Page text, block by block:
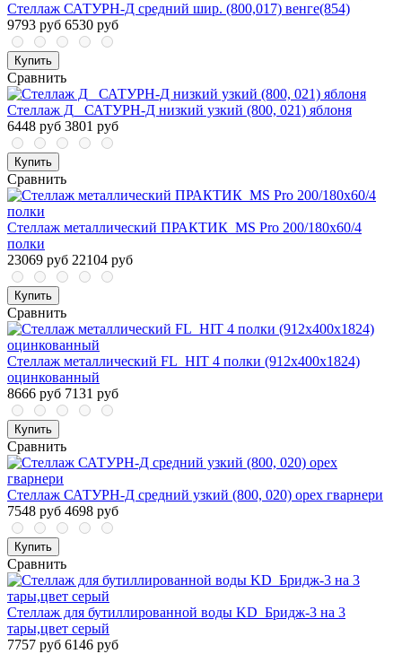
Стеллаж САТУРН-Д средний шир. (800,017) венге(854)
9793 руб 6530 руб
Купить
Сравнить
Стеллаж Д_ САТУРН-Д низкий узкий (800, 021) яблоня
6448 руб 3801 руб
Купить
Сравнить
Стеллаж металлический ПРАКТИК_MS Pro 200/180x60/4
полки
23069 руб 22104 руб
Купить
Сравнить
Стеллаж металлический FL_HIT 4 полки (912х400х1824)
оцинкованный
8666 руб 7131 руб
Купить
Сравнить
Стеллаж САТУРН-Д средний узкий (800, 020) орех гварнери
7548 руб 4698 руб
Купить
Сравнить
Стеллаж для бутиллированной воды KD_Бридж-3 на 3
тары,цвет серый
7757 руб 6146 руб